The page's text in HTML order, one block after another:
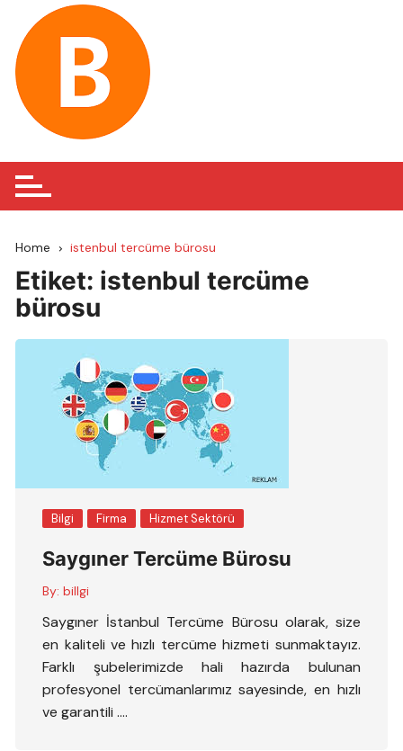
content
Home istenbul tercüme bürosu
Etiket: istenbul tercüme
bürosu
Bilgi Firma Hizmet Sektörü
Saygıner Tercüme Bürosu
By: billgi
Saygıner İstanbul Tercüme Bürosu olarak, size
en kaliteli ve hızlı tercüme hizmeti sunmaktayız.
Farklı şubelerimizde hali hazırda bulunan
profesyonel tercümanlarımız sayesinde, en hızlı
ve garantili ….